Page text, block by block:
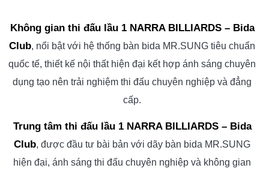
Không gian thi đấu lầu 1 NARRA BILLIARDS – Bida
Club, nổi bật với hệ thống bàn bida MR.SUNG tiêu chuẩn
quốc tế, thiết kế nội thất hiện đại kết hợp ánh sáng chuyên
dụng tạo nên trải nghiệm thi đấu chuyên nghiệp và đẳng
cấp.
Trung tâm thi đấu lầu 1 NARRA BILLIARDS – Bida
Club, được đầu tư bài bản với dãy bàn bida MR.SUNG
hiện đại, ánh sáng thi đấu chuyên nghiệp và không gian